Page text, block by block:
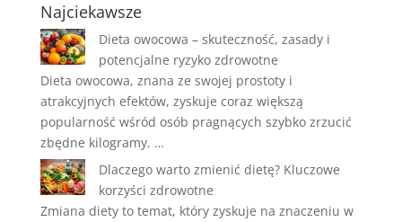
Najciekawsze
Dieta owocowa – skuteczność, zasady i
potencjalne ryzyko zdrowotne
Dieta owocowa, znana ze swojej prostoty i
atrakcyjnych efektów, zyskuje coraz większą
popularność wśród osób pragnących szybko zrzucić
zbędne kilogramy. …
Dlaczego warto zmienić dietę? Kluczowe
korzyści zdrowotne
Zmiana diety to temat, który zyskuje na znaczeniu w